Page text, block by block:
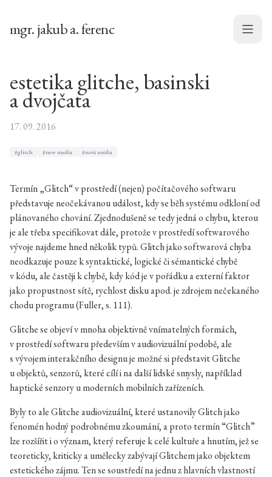
mgr. jakub a. ferenc Menu
estetika glitche, basinski
a dvojčata
17. 09. 2016
#glitch #new media #nová média
Termín „Glitch“ v prostředí (nejen) počítačového softwaru
představuje neočekávanou událost, kdy se běh systému odkloní od
plánovaného chování. Zjednodušeně se tedy jedná o chybu, kterou
je ale třeba specifikovat dále, protože v prostředí softwarového
vývoje najdeme hned několik typů. Glitch jako softwarová chyba
neodkazuje pouze k syntaktické, logické či sémantické chybě
v kódu, ale častěji k chybě, kdy kód je v pořádku a externí faktor
jako propustnost sítě, rychlost disku apod. je zdrojem nečekaného
chodu programu (Fuller, s. 111).
Glitche se objeví v mnoha objektivně vnímatelných formách,
v prostředí softwaru především v audiovizuální podobě, ale
s vývojem interakčního designu je možné si představit Glitche
u objektů, senzorů, které cílí i na další lidské smysly, například
haptické senzory u moderních mobilních zařízeních.
Byly to ale Glitche audiovizuální, které ustanovily Glitch jako
fenomén hodný podrobnému zkoumání, a proto termín “Glitch”
lze rozšířit i o význam, který referuje k celé kultuře a hnutím, jež se
teoreticky, kriticky a umělecky zabývají Glitchem jako objektem
estetického zájmu. Ten se soustředí na jednu z hlavních vlastností